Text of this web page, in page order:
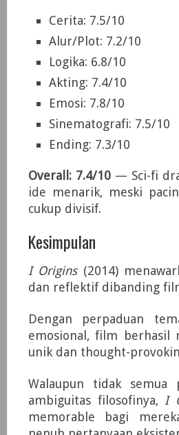
Cerita: 7.5/10
Alur/Plot: 7.2/10
Logika: 6.8/10
Akting: 7.4/10
Emosi: 7.8/10
Sinematografi: 7.5/10
Ending: 7.3/10
Overall: 7.4/10 — Sci-fi
ide menarik, meski
cukup divisif.
Kesimpulan
I Origins(2014)
dan reflektif dibanding
Dengan perpaduan
emosional, film berhasil
unik dan thought-
Walaupun tidak semua
ambiguitas filosofinya, I
memorable bagi